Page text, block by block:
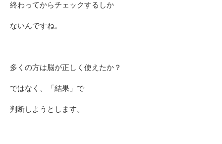
終わってからチェックするしか
ないんですね。
多くの方は脳が正しく使えたか？
ではなく、「結果」で
判断しようとします。